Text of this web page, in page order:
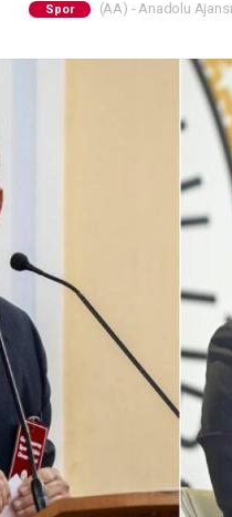
Spor (AA) - Anadolu